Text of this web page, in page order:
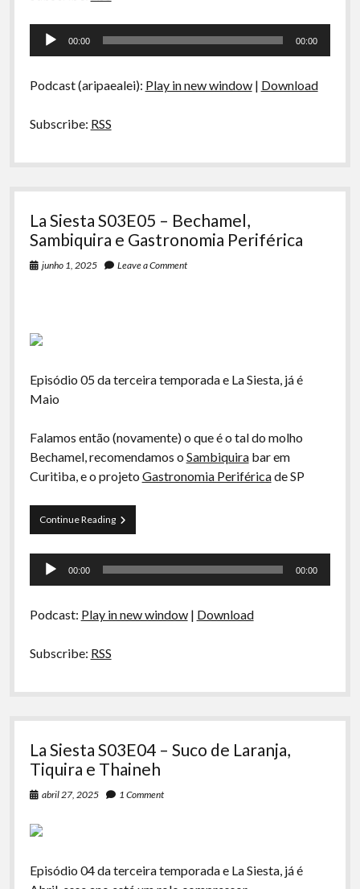
Tocador
00:00 00:00
Podcast (aripaealei): Play in new window| Download
Subscribe: RSS
La Siesta S03E05 – Bechamel,
Sambiquira e Gastronomia Periférica
junho 1, 2025 Leave a Comment
Episódio 05 da terceira temporada e La Siesta, já é
Maio
Falamos então (novamente) o que é o tal do molho
Bechamel, recomendamos o Sambiquirabar em
Curitiba, e o projeto Gastronomia Periféricade SP
Continue ReadingLa
Siesta
Bechamel,
Gastronomia
Tocador
00:00 00:00
Podcast: Play in new window| Download
Subscribe: RSS
La Siesta S03E04 – Suco de Laranja,
Tiquira e Thaineh
abril 27, 2025 1 Comment
Episódio 04 da terceira temporada e La Siesta, já é